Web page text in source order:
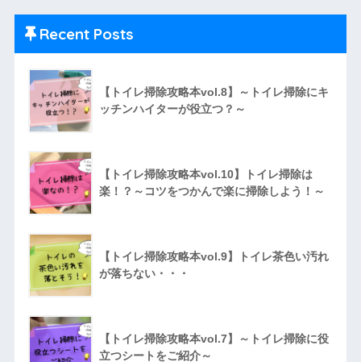
Recent Posts
【トイレ掃除攻略本vol.8】～トイレ掃除にキ
ッチンハイターが役立つ？～
【トイレ掃除攻略本vol.10】トイレ掃除は
楽！？～コツをつかんで楽に掃除しよう！～
【トイレ掃除攻略本vol.9】トイレ茶色い汚れ
が落ちない・・・
【トイレ掃除攻略本vol.7】～トイレ掃除に役
立つシートをご紹介～